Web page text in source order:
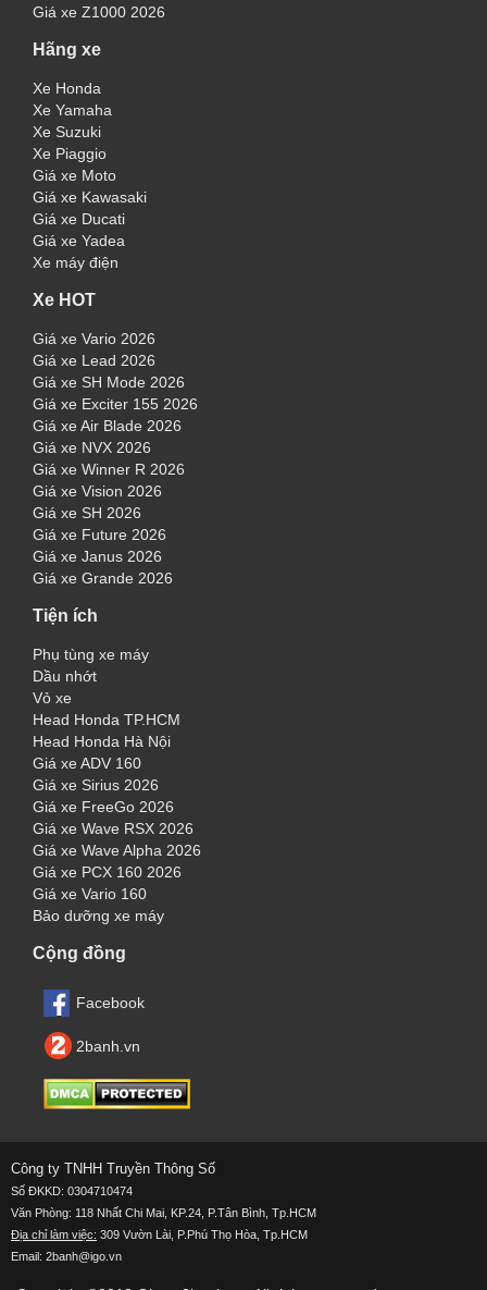
Giá xe Z1000 2026
Hãng xe
Xe Honda
Xe Yamaha
Xe Suzuki
Xe Piaggio
Giá xe Moto
Giá xe Kawasaki
Giá xe Ducati
Giá xe Yadea
Xe máy điện
Xe HOT
Giá xe Vario 2026
Giá xe Lead 2026
Giá xe SH Mode 2026
Giá xe Exciter 155 2026
Giá xe Air Blade 2026
Giá xe NVX 2026
Giá xe Winner R 2026
Giá xe Vision 2026
Giá xe SH 2026
Giá xe Future 2026
Giá xe Janus 2026
Giá xe Grande 2026
Tiện ích
Phụ tùng xe máy
Dầu nhớt
Vỏ xe
Head Honda TP.HCM
Head Honda Hà Nội
Giá xe ADV 160
Giá xe Sirius 2026
Giá xe FreeGo 2026
Giá xe Wave RSX 2026
Giá xe Wave Alpha 2026
Giá xe PCX 160 2026
Giá xe Vario 160
Bảo dưỡng xe máy
Cộng đồng
Facebook
2banh.vn
Công ty TNHH Truyền Thông Số
Số ĐKKD: 0304710474
Văn Phòng: 118 Nhất Chi Mai, KP.24, P.Tân Bình, Tp.HCM
Địa chỉ làm việc: 309 Vườn Lài, P.Phú Thọ Hòa, Tp.HCM
Email: 2banh@igo.vn